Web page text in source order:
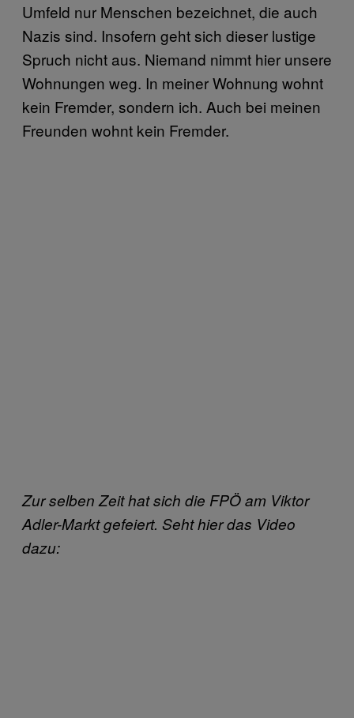
Umfeld nur Menschen bezeichnet, die auch
Nazis sind. Insofern geht sich dieser lustige
Spruch nicht aus. Niemand nimmt hier unsere
Wohnungen weg. In meiner Wohnung wohnt
kein Fremder, sondern ich. Auch bei meinen
Freunden wohnt kein Fremder.
Zur selben Zeit hat sich die FPÖ am Viktor
Adler-Markt gefeiert. Seht hier das Video
dazu: